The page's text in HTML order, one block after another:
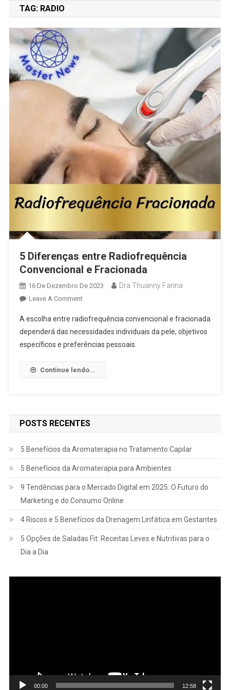
TAG: RADIO
5 Diferenças entre Radiofrequência
Convencional e Fracionada
16 De Dezembro De 2023 Dra Thuanny Farina
Leave A Comment
A escolha entre radiofrequência convencional e fracionada
dependerá das necessidades individuais da pele, objetivos
específicos e preferências pessoais.
Continue lendo...
POSTS RECENTES
5 Benefícios da Aromaterapia no Tratamento Capilar
5 Benefícios da Aromaterapia para Ambientes
9 Tendências para o Mercado Digital em 2025: O Futuro do
Marketing e do Consumo Online
4 Riscos e 5 Benefícios da Drenagem Linfática em Gestantes
5 Opções de Saladas Fit: Receitas Leves e Nutritivas para o
Dia a Dia
00:00 12:58